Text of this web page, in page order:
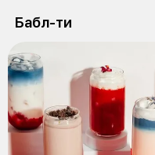
Бабл-ти